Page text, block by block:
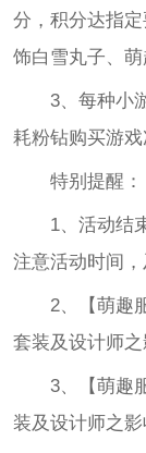
分，积分达指
饰白雪丸子、萌
3、每种小游
耗粉钻购买游戏
特别提醒：
1、活动结束
注意活动时间
2、【萌趣服
套装及设计师之
3、【萌趣服
装及设计师之影